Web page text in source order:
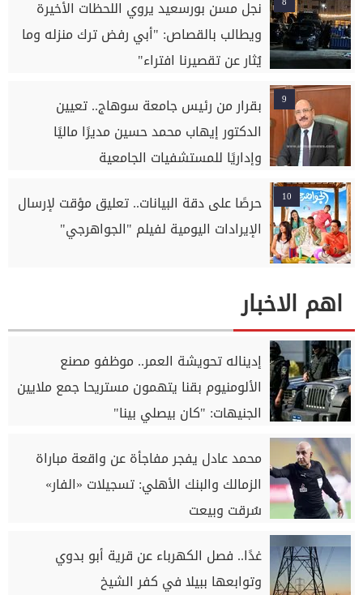
نجل مسن بورسعيد يروي اللحظات الأخيرة
ويطالب بالقصاص: "أبي رفض ترك منزله وما
يُثار عن تقصيرنا افتراء"
9
بقرار من رئيس جامعة سوهاج.. تعيين
الدكتور إيهاب محمد حسين مديرًا ماليًا
وإداريًا للمستشفيات الجامعية
10
حرصًا على دقة البيانات.. تعليق مؤقت لإرسال
الإيرادات اليومية لفيلم "الجواهرجي"
اهم الاخبار
إديناله تحويشة العمر.. موظفو مصنع
الألومنيوم بقنا يتهمون مستريحا جمع ملايين
الجنيهات: "كان بيصلي بينا"
محمد عادل يفجر مفاجأة عن واقعة مباراة
الزمالك والبنك الأهلي: تسجيلات «الفار»
سُرقت وبيعت
غدًا.. فصل الكهرباء عن قرية أبو بدوي
وتوابعها ببيلا في كفر الشيخ